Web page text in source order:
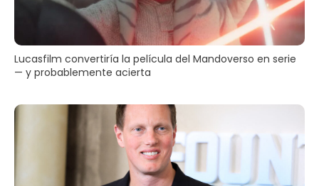
Lucasfilm convertiría la película del Mandoverso en serie
— y probablemente acierta